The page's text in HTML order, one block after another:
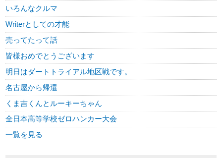
いろんなクルマ
Writerとしての才能
売ってたって話
皆様おめでとうございます
明日はダートトライアル地区戦です。
名古屋から帰還
くま吉くんとルーキーちゃん
全日本高等学校ゼロハンカー大会
一覧を見る